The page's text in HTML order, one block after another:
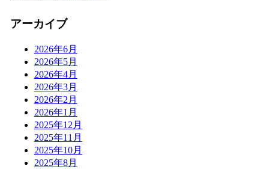
アーカイブ
2026年6月
2026年5月
2026年4月
2026年3月
2026年2月
2026年1月
2025年12月
2025年11月
2025年10月
2025年8月